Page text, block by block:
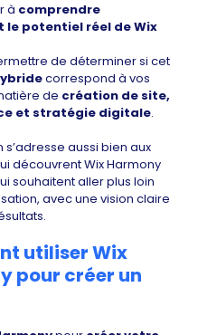
à comprendre
le potentiel réel de Wix
de déterminer si cet
correspond à vos
de création de site,
et stratégie digitale.
aussi bien aux
découvrent Wix Harmony
souhaitent aller plus loin
avec une vision claire
utiliser Wix
pour créer un